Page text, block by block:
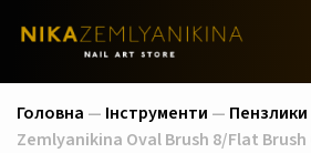
Головна — Інструменти — Пензлики
Zemlyanikina Oval Brush 8/Flat Brush